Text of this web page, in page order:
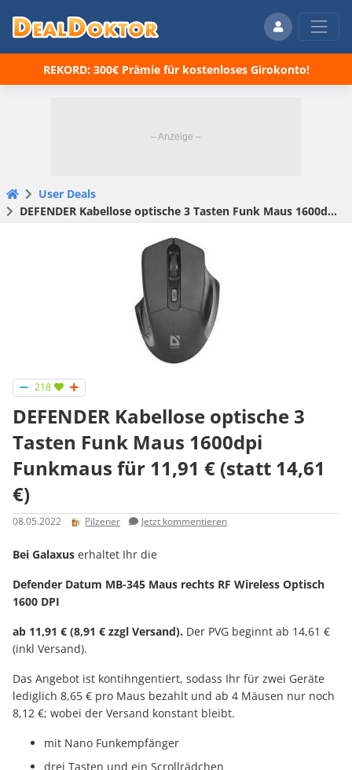
REKORD: 300€ Prämie für kostenloses Girokonto!
User Deals
DEFENDER Kabellose optische 3 Tasten Funk Maus 1600dpi Funkmaus für 11,91 € (statt 14,61 €)
218
DEFENDER Kabellose optische 3
Tasten Funk Maus 1600dpi
Funkmaus für 11,91 € (statt 14,61
€)
08.05.2022 Pilzener Jetzt kommentieren
Bei Galaxus erhaltet Ihr die
Defender Datum MB-345 Maus rechts RF Wireless Optisch
1600 DPI
ab 11,91 € (8,91 € zzgl Versand). Der PVG beginnt ab 14,61 €
(inkl Versand).
Das Angebot ist kontihngentiert, sodass Ihr für zwei Geräte
lediglich 8,65 € pro Maus bezahlt und ab 4 Mäusen nur noch
8,12 €; wobei der Versand konstant bleibt.
mit Nano Funkempfänger
drei Tasten und ein Scrollrädchen